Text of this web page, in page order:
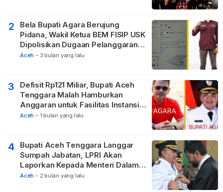
2
Bela Bupati Agara Berujung
Pidana, Wakil Ketua BEM FISIP USK
Dipolisikan Dugaan Pelanggaran
Privasi dan UU ITE
Aceh - 3 bulan yang lalu
3
Defisit Rp121 Miliar, Bupati Aceh
Tenggara Malah Hamburkan
Anggaran untuk Fasilitas Instansi
Vertikal
Aceh - 1 bulan yang lalu
4
Bupati Aceh Tenggara Langgar
Sumpah Jabatan, LPRI Akan
Laporkan Kepada Menteri Dalam
Negeri
Aceh - 2 bulan yang lalu